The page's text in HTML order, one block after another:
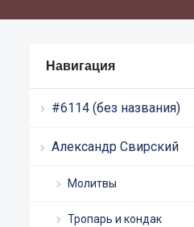
Навигация
#6114 (без названия)
Александр Свирский
Молитвы
Тропарь и кондак